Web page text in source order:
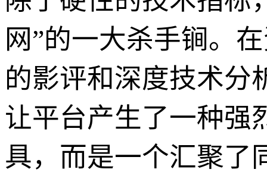
网”的一大杀手锏。
的影评和深度技术分
让平台产生了一种强
具，而是一个汇聚了